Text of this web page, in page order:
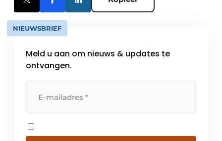
NIEUWSBRIEF
Meld u aan om nieuws & updates te
ontvangen.